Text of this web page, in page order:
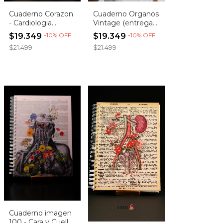
Cuaderno Corazon
- Cardiologia
imagen 147
(Entrega
inmediata)
$19.349 -10% OFF
$21.499
Cuaderno Organos
Vintage (entrega
inmediata!)
$19.349 -10% OFF
$21.499
Cuaderno imagen